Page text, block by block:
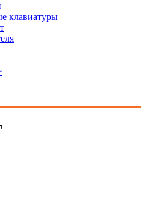
клавиатуры